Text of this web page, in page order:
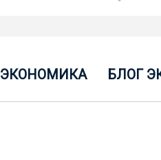
ЭКОНОМИКА БЛОГ